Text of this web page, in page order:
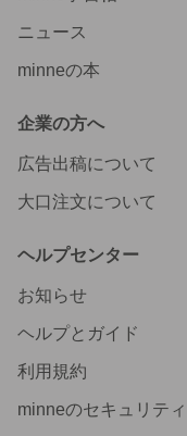
ニュース
minneの本
企業の方へ
広告出稿について
大口注文について
ヘルプセンター
お知らせ
ヘルプとガイド
利用規約
minneのセキュリティ